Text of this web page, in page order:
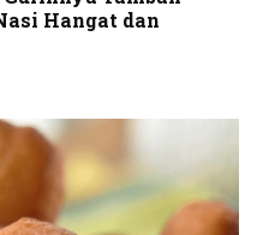
Hangat dan